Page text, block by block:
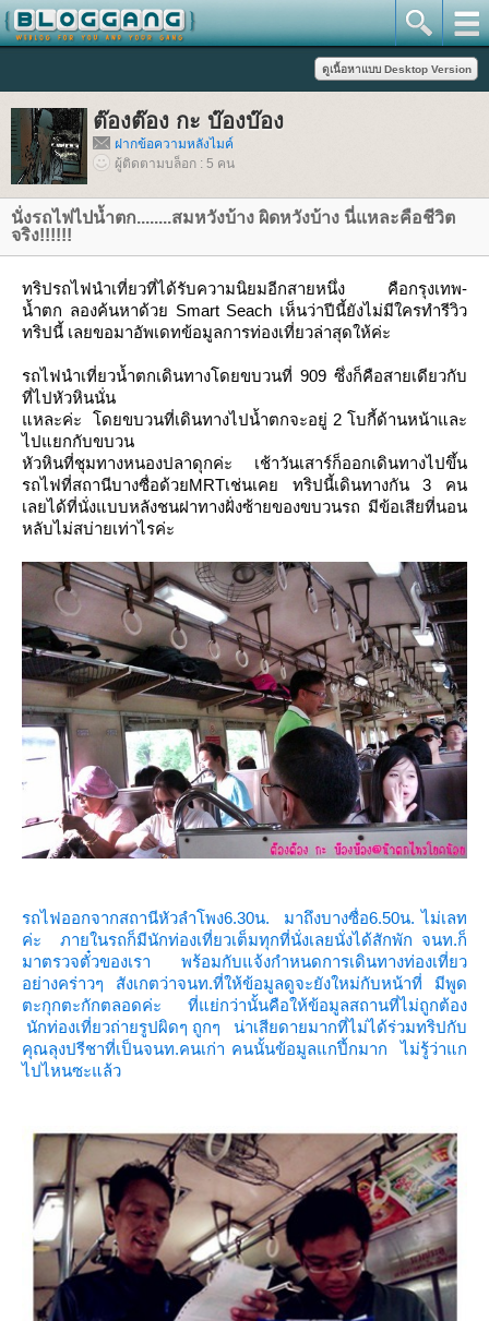
ต๊องต๊อง กะ บ๊องบ๊อง
ฝากข้อความหลังไมค์
ผู้ติดตามบล็อก : 5 คน
นั่งรถไฟไปน้ำตก........สมหวังบ้าง ผิดหวังบ้าง นี่แหละคือชีวิต
จริง!!!!!!
ทริปรถไฟนำเที่ยวที่ได้รับความนิยมอีกสายหนึ่ง คือกรุงเทพ-
น้ำตก ลองค้นหาด้วย Smart Seach เห็นว่าปีนี้ยังไม่มีใครทำรีวิว
ทริปนี้ เลยขอมาอัพเดทข้อมูลการท่องเที่ยวล่าสุดให้ค่ะ
รถไฟนำเที่ยวน้ำตกเดินทางโดยขบวนที่ 909 ซึ่งก็คือสายเดียวกับ
ที่ไปหัวหินนั่น
หละค่ะ โดยขบวนที่เดินทางไปน้ำตกจะอยู่ 2 โบกี้ด้านหน้าและ
ไปแยกกับขบวน
หัวหินที่ชุมทางหนองปลาดุกค่ะ เช้าวันเสาร์ก็ออกเดินทางไปขึ้น
รถไฟที่สถานีบางซื่อด้วยMRTเช่นเคย ทริปนี้เดินทางกัน 3 คน
เลยได้ที่นั่งแบบหลังชนฝาทางฝั่งซ้ายของขบวนรถ มีข้อเสียที่นอน
หลับไม่สบ่ายเท่าไรค่ะ
รถไฟออกจากสถานีหัวลำโพง6.30น. มาถึงบางซื่อ6.50น. ไม่เลท
ค่ะ ภายในรถก็มีนักท่องเที่ยวเต็มทุกที่นั่งเลนั่งได้สักพัก จนท.ก็
มาตรวจตั๋วของเรา พร้อมกับแจ้งกำหนดการเดินทางท่องเที่ยว
อย่างคร่าวๆ สังเกตว่าจนท.ที่ให้ข้อมูลดูจะยังใหม่กับหน้าที่ มีพูด
ตะกุกตะกักตลอดค่ะ ที่แย่กว่านั้นคือให้ข้อมูลสถานที่ไม่ถูกต้อง
นักท่องเที่ยวถ่ายรูปผิดๆ ถูกๆ น่าเสียดายมากที่ไม่ได้ร่วมทริปกับ
คุณลุงปรีชาที่เป็นจนท.คนเก่า คนนั้นข้อมูลแกปึ้กมาก ไม่รู้ว่าแก
ไปไหนซะแล้ว